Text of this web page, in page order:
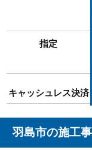
指定
キャッシュレス決済
羽島市の施工